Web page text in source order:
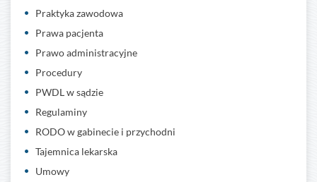
Praktyka zawodowa
Prawa pacjenta
Prawo administracyjne
Procedury
PWDL w sądzie
Regulaminy
RODO w gabinecie i przychodni
Tajemnica lekarska
Umowy